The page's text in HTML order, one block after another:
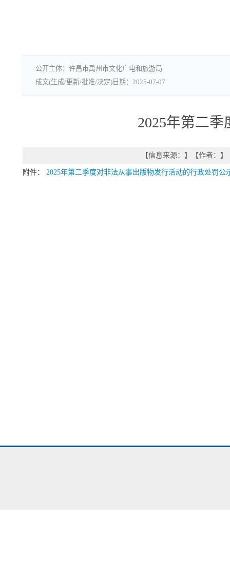
许昌市禹州市文化广电和旅游局
2025-07-07
2025年第二
【信息来源： 】 【作者： 】
附件： 2025年第二季度对非法从事出版物发行活动的行政处罚公